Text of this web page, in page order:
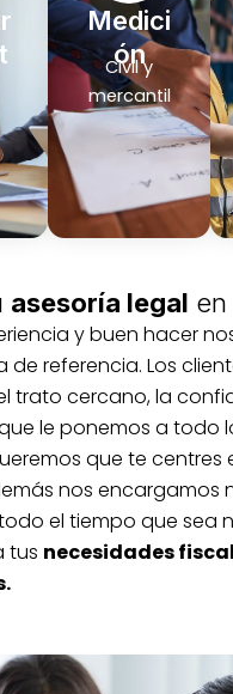
Medici
ón
Civil y
mercantil
asesoría legal en
y buen hacer
de referencia. Los
trato cercano, la
le ponemos a todo
que te centres
nos encargamos
el tiempo que sea
tus necesidades